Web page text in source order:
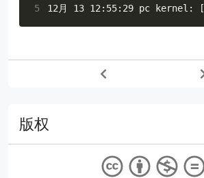
5
版权